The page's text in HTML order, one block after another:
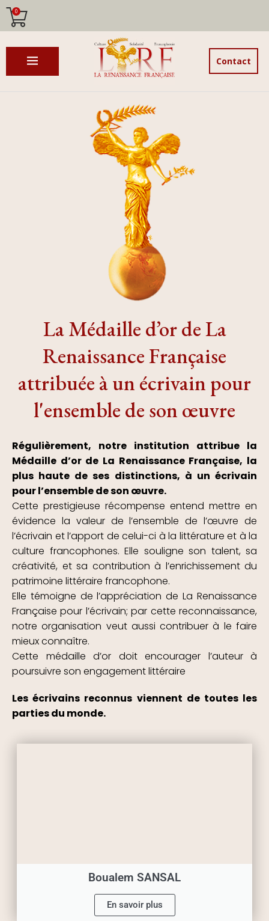
0
Contact
La Médaille d’or de La
Renaissance Française
attribuée à un écrivain pour
l'ensemble de son œuvre
Régulièrement, notre institution attribue la
Médaille d’or de La Renaissance Française, la
plus haute de ses distinctions, à un écrivain
pour l’ensemble de son œuvre.
Cette prestigieuse récompense entend mettre en
évidence la valeur de l’ensemble de l’œuvre de
l’écrivain et l’apport de celui-ci à la littérature et à la
culture francophones. Elle souligne son talent, sa
créativité, et sa contribution à l’enrichissement du
patrimoine littéraire francophone.
Elle témoigne de l’appréciation de La Renaissance
Française pour l’écrivain; par cette reconnaissance,
notre organisation veut aussi contribuer à le faire
mieux connaître.
Cette médaille d’or doit encourager l’auteur à
poursuivre son engagement littéraire
Les écrivains reconnus viennent de toutes les
parties du monde.
Boualem SANSAL
En savoir plus